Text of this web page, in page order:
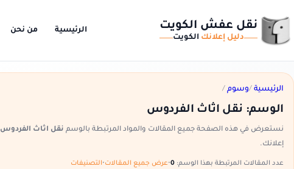
نقل عفش الكويت
دليل إعلانك الكويت
الرئيسية من نحن
الرئيسية /وسوم /
الوسم: نقل اثاث الفردوس
نستعرض في هذه الصفحة جميع المقالات والمواد المرتبطة بالوسم نقل اثاث الفردوس
إعلانك.
عدد المقالات المرتبطة بهذا الوسم: •عرض جميع المقالات•التصنيفات